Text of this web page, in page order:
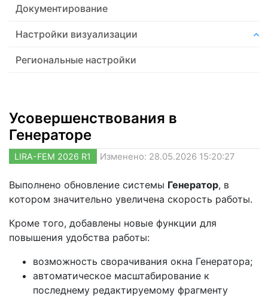
Документирование
Настройки визуализации
Региональные настройки
Усовершенствования в
Генераторе
LIRA-FEM 2026 R1 Изменено: 28.05.2026 15:20:27
Выполнено обновление системы Генератор, в
котором значительно увеличена скорость работы.
Кроме того, добавлены новые функции для
повышения удобства работы:
возможность сворачивания окна Генератора;
автоматическое масштабирование к
последнему редактируемому фрагменту